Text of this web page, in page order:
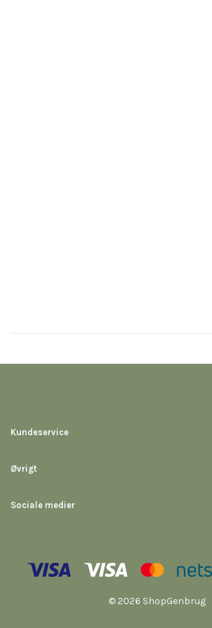
Kundeservice
Øvrigt
Sociale medier
© 2026 ShopGenbrug